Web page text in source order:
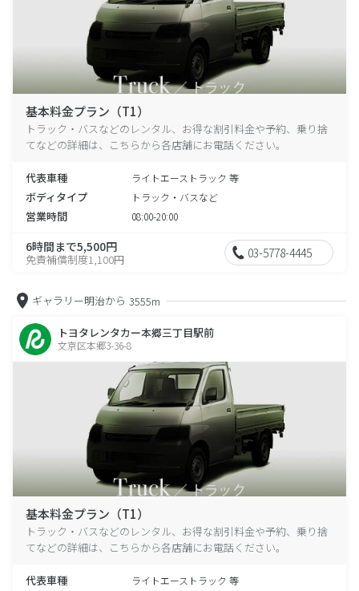
基本料金プラン（T1）
トラック・バスなどのレンタル、お得な割引料金や予約、乗り捨
てなどの詳細は、こちらから各店舗にお電話ください。
代表車種 ライトエーストラック 等
ボディタイプ トラック・バスなど
営業時間 08:00-20:00
6時間まで5,500円
免責補償制度1,100円 03-5778-4445
ギャラリー明治から 3555m
トヨタレンタカー本郷三丁目駅前
文京区本郷3-36-8
基本料金プラン（T1）
トラック・バスなどのレンタル、お得な割引料金や予約、乗り捨
てなどの詳細は、こちらから各店舗にお電話ください。
代表車種 ライトエーストラック 等